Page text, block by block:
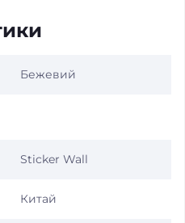
Бежевий
Sticker Wall
Китай